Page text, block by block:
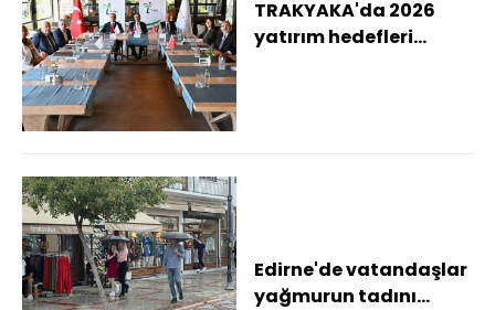
TRAKYAKA'da 2026
yatırım hedefleri
Edirne'de vatandaşlar
yağmurun tadını